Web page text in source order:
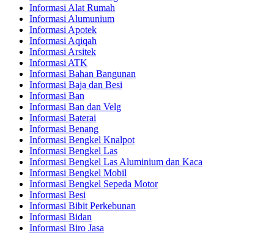
Informasi Alat Rumah
Informasi Alumunium
Informasi Apotek
Informasi Aqiqah
Informasi Arsitek
Informasi ATK
Informasi Bahan Bangunan
Informasi Baja dan Besi
Informasi Ban
Informasi Ban dan Velg
Informasi Baterai
Informasi Benang
Informasi Bengkel Knalpot
Informasi Bengkel Las
Informasi Bengkel Las Aluminium dan Kaca
Informasi Bengkel Mobil
Informasi Bengkel Sepeda Motor
Informasi Besi
Informasi Bibit Perkebunan
Informasi Bidan
Informasi Biro Jasa